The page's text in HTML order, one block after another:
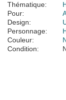
Thématique:
Pour:
Design:
Personnage:
Couleur:
Condition: